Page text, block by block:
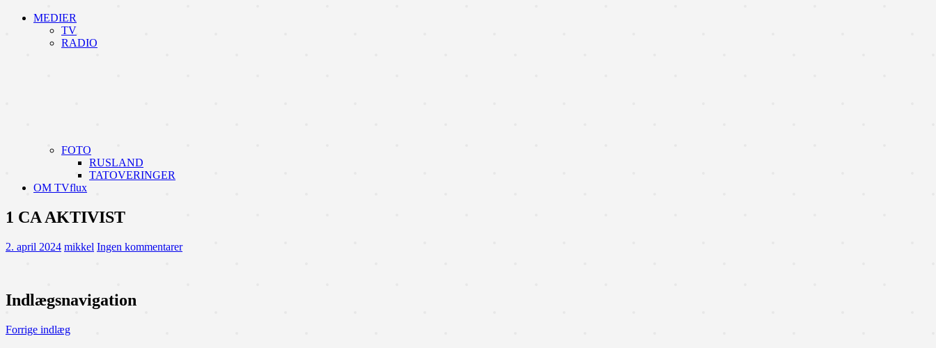
MEDIER
TV
RADIO
FOTO
RUSLAND
TATOVERINGER
OM TVflux
1 CA AKTIVIST
2. april 2024 mikkel Ingen kommentarer
Indlægsnavigation
Forrige indlæg